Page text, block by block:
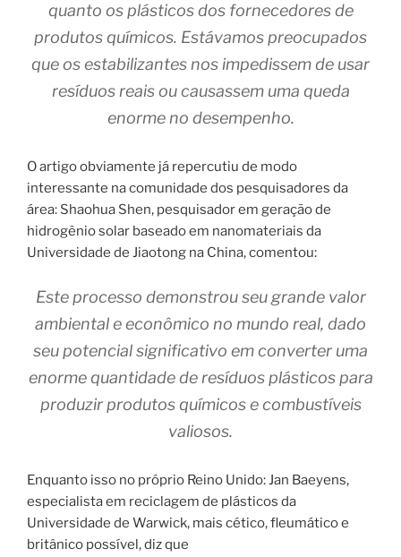
quanto os plásticos dos fornecedores de
produtos químicos. Estávamos preocupados
que os estabilizantes nos impedissem de usar
resíduos reais ou causassem uma queda
enorme no desempenho.
O artigo obviamente já repercutiu de modo
interessante na comunidade dos pesquisadores da
área: Shaohua Shen, pesquisador em geração de
hidrogênio solar baseado em nanomateriais da
Universidade de Jiaotong na China, comentou:
Este processo demonstrou seu grande valor
ambiental e econômico no mundo real, dado
seu potencial significativo em converter uma
enorme quantidade de resíduos plásticos para
produzir produtos químicos e combustíveis
valiosos.
Enquanto isso no próprio Reino Unido: Jan Baeyens,
especialista em reciclagem de plásticos da
Universidade de Warwick, mais cético, fleumático e
britânico possível, diz que